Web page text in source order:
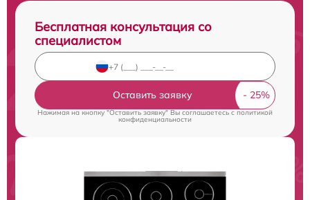
Бесплатная консультация со
специалистом
Оставить заявку
Нажимая на кнопку "Оставить заявку" Вы соглашаетесь cполитикой
конфиденциальности